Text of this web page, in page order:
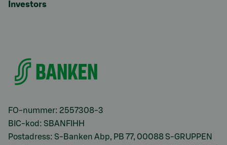
Investors
FO-nummer: 2557308-3
BIC-kod: SBANFIHH
Postadress: S-Banken Abp, PB 77, 00088 S-GRUPPEN